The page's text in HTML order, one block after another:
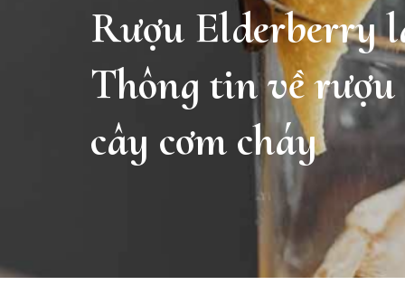
Rượu Elderberry
Thông tin về
cây cơm cháy